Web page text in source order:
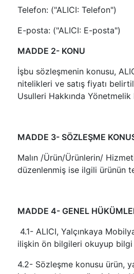
Telefon: ("ALICI: Telefon")
E-posta: ("ALICI: E-posta")
MADDE 2- KONU
İşbu sözleşmenin konusu,
nitelikleri ve satış fiyatı
Usulleri Hakkında
MADDE 3- SÖZLEŞME
Malın /Ürün/Ürünlerin/
düzenlenmiş ise ilgili ürünün
MADDE 4- GENEL
4.1- ALICI, Yalçınkaya
ilişkin ön bilgileri okuyup
4.2- Sözleşme konusu ürün,